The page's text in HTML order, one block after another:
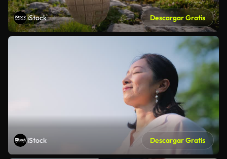
iStock Descargar Gratis
iStock Descargar Gratis